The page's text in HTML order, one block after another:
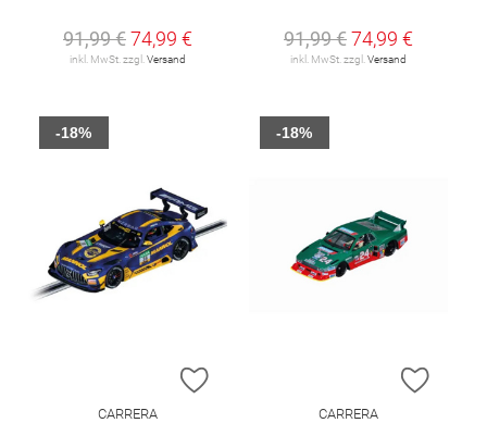
91,99 €74,99 €
inkl. MwSt. zzgl. Versand
91,99 €74,99 €
inkl. MwSt. zzgl. Versand
ZUR WUNSCHLISTE HINZUFÜGEN
CARRERA
-18%
ZUR
CARRERA
-18%